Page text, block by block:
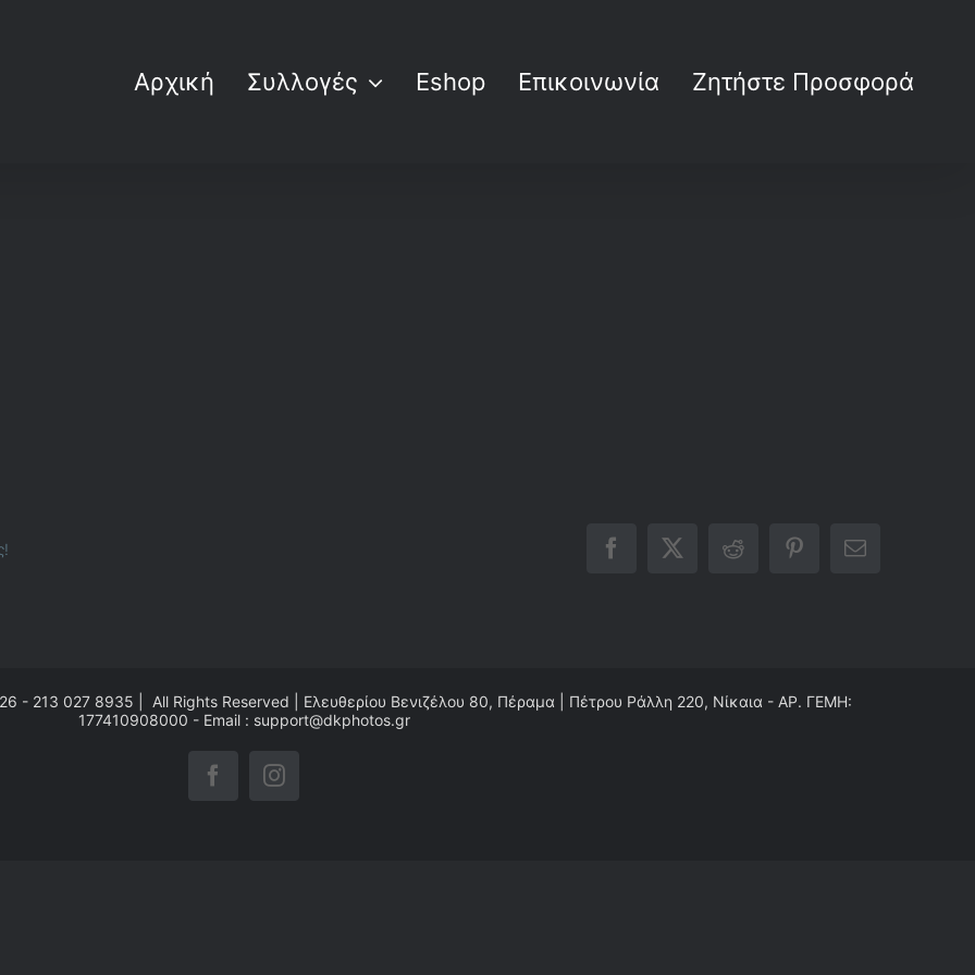
Αρχική Συλλογές Eshop Επικοινωνία Ζητήστε Προσφορά
Facebook
X RedditPinterestEmail
- 213 027 8935 | All Rights Reserved | Ελευθερίου Βενιζέλου 80, Πέραμα | Πέτρου Ράλλη 220, Νίκαια - ΑΡ. ΓΕΜΗ:
177410908000 - Email : support@dkphotos.gr
FacebookInstagram